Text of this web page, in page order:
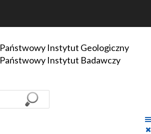
Państwowy Instytut Geologiczny
Państwowy Instytut Badawczy